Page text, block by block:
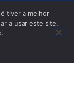
um ROV
mais »
turvas:
tiver a melhor
a usar este site,